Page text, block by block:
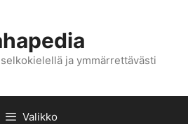
ja ymmärrettävästi
Valikko